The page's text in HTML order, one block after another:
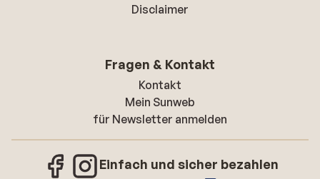
Disclaimer
Fragen & Kontakt
Kontakt
Mein Sunweb
für Newsletter anmelden
Einfach und sicher bezahlen